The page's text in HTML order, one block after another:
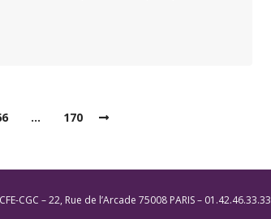
… 170
CFE-CGC – 22, Rue de l’Arcade 75008 PARIS – 01.42.46.33.33